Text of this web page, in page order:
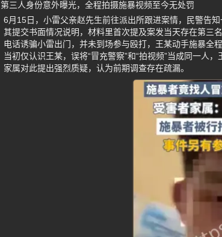
第三人身份意外曝光，全程拍摄施暴视频至今无处罚
6月15日，小雷父亲赵先生前往派出所跟进案情，民警告
其提交书面情况说明，材料里首次提及案发当天存在第三
电话诱骗小雷出门，并未到场参与殴打，王某动手施暴全
当初仅认识王某，误将“冒充警察”和“拍视频”当成同一人
家属对此提出强烈质疑，认为前期调查存在疏漏。